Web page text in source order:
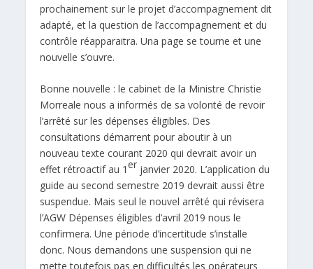
prochainement sur le projet d’accompagnement dit
adapté, et la question de l’accompagnement et du
contrôle réapparaitra. Una page se tourne et une
nouvelle s’ouvre.
Bonne nouvelle : le cabinet de la Ministre Christie
Morreale nous a informés de sa volonté de revoir
l’arrêté sur les dépenses éligibles. Des
consultations démarrent pour aboutir à un
nouveau texte courant 2020 qui devrait avoir un
effet rétroactif au 1er janvier 2020. L’application du
guide au second semestre 2019 devrait aussi être
suspendue. Mais seul le nouvel arrêté qui révisera
l’AGW Dépenses éligibles d’avril 2019 nous le
confirmera. Une période d’incertitude s’installe
donc. Nous demandons une suspension qui ne
mette toutefois pas en difficultés les opérateurs